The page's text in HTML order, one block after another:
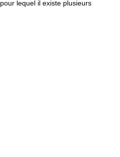
pour lequel il existe plusieurs